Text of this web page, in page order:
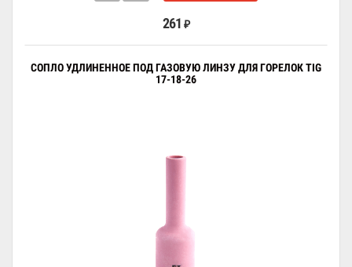
261 ₽
СОПЛО УДЛИНЕННОЕ ПОД ГАЗОВУЮ ЛИНЗУ ДЛЯ ГОРЕЛОК TIG
17-18-26